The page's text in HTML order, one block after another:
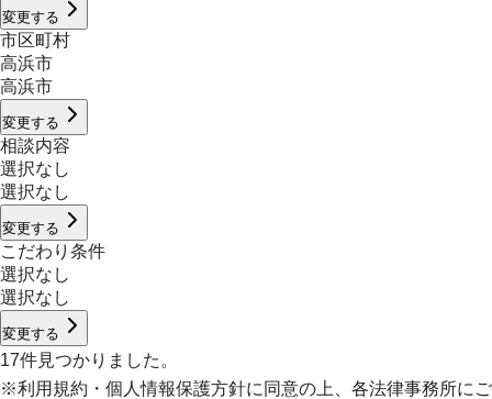
変更する
市区町村
高浜市
高浜市
変更する
相談内容
選択なし
選択なし
変更する
こだわり条件
選択なし
選択なし
変更する
17件見つかりました。
※利用規約 ・ 個人情報保護方針に同意の上、各法律事務所にご